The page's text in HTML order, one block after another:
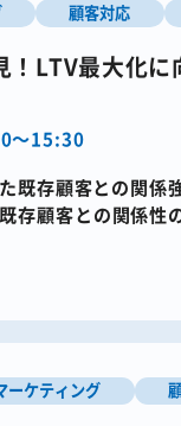
顧客対応
！LTV最大化
～15:30
既存顧客との関
存顧客との関係
ーケティング